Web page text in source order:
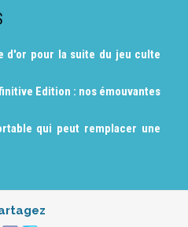
d'or pour la suite du jeu culte
Edition : nos émouvantes
qui peut remplacer une